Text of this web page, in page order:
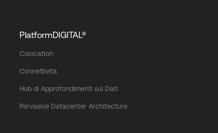
PlatformDIGITAL®
Colocation
Connettività
Hub di Approfondimenti sui Dati
Pervasive Datacenter Architecture